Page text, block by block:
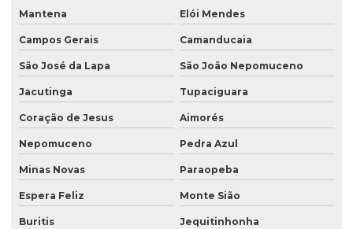
Mantena Elói Mendes
Campos Gerais Camanducaia
São José da Lapa São João Nepomuceno
Jacutinga Tupaciguara
Coração de Jesus Aimorés
Nepomuceno Pedra Azul
Minas Novas Paraopeba
Espera Feliz Monte Sião
Buritis Jequitinhonha